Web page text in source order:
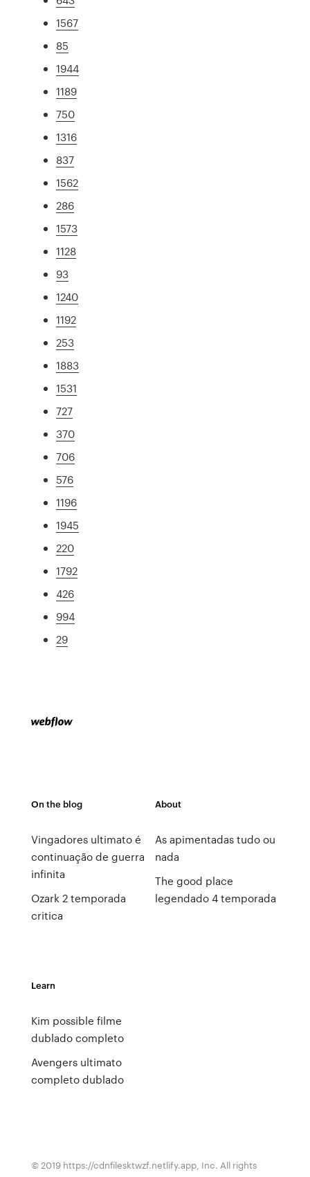
1567
85
1944
1189
750
1316
837
1562
286
1573
1128
93
1240
1192
253
1883
1531
727
370
706
576
1196
1945
220
1792
426
994
29
On the blog
Vingadores ultimato é
continuação de guerra
infinita
Ozark 2 temporada
critica
About
As apimentadas tudo ou
nada
The good place
legendado 4 temporada
Learn
Kim possible filme
dublado completo
Avengers ultimato
completo dublado
© 2019 https://cdnfilesktwzf.netlify.app, Inc. All rights